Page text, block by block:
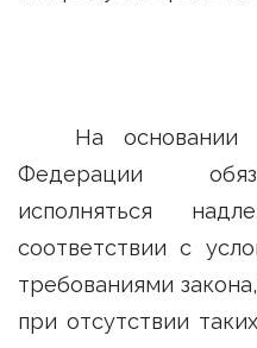
На основании
Федерации
исполняться
соответствии с
требованиями
при отсутствии